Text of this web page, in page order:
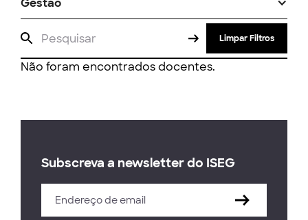
Gestão
Limpar Filtros
Não foram encontrados docentes.
Subscreva a newsletter do ISEG